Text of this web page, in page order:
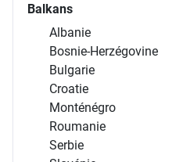
Balkans
Albanie
Bosnie-Herzégovine
Bulgarie
Croatie
Monténégro
Roumanie
Serbie